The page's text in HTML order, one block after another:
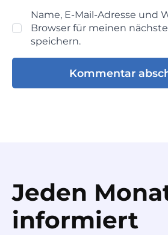
Name, E-Mail-Adresse und
Browser für meinen
speichern.
Jeden
informiert